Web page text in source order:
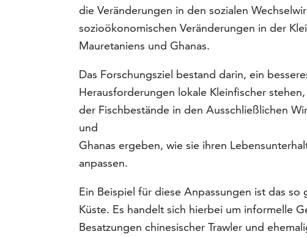
die Veränderungen in den sozialen
sozioökonomischen Veränderungen in der
Mauretaniens und Ghanas.
Das Forschungsziel bestand darin, ein
Herausforderungen lokale Kleinfischer
der Fischbestände in den Ausschließlichen
und
Ghanas ergeben, wie sie ihren
anpassen.
Ein Beispiel für diese Anpassungen ist das
Küste. Es handelt sich hierbei um informelle
Besatzungen chinesischer Trawler und